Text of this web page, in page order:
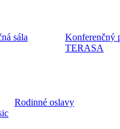
sála
Konferenčný
TERASA
Rodinné oslavy